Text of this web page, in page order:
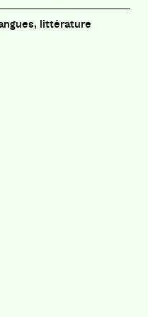
littérature